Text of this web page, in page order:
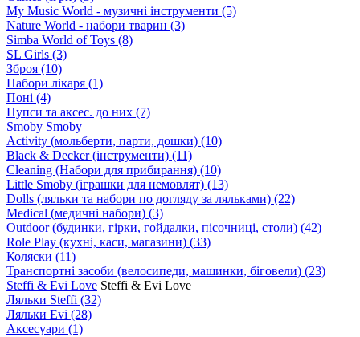
My Music World - музичні інструменти (5)
Nature World - набори тварин (3)
Simba World of Toys (8)
SL Girls (3)
Зброя (10)
Набори лікаря (1)
Поні (4)
Пупси та аксес. до них (7)
Smoby Smoby
Аctivity (мольберти, парти, дошки) (10)
Black & Decker (інструменти) (11)
Cleaning (Набори для прибирання) (10)
Little Smoby (іграшки для немовлят) (13)
Dolls (ляльки та набори по догляду за ляльками) (22)
Medical (медичні набори) (3)
Outdoor (будинки, гірки, гойдалки, пісочниці, столи) (42)
Role Play (кухні, каси, магазини) (33)
Коляски (11)
Транспортні засоби (велосипеди, машинки, біговели) (23)
Steffi & Evi Love Steffi & Evi Love
Ляльки Steffi (32)
Ляльки Evi (28)
Аксесуари (1)